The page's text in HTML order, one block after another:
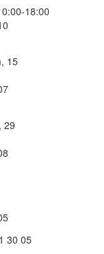
18:00
15
29
30 05